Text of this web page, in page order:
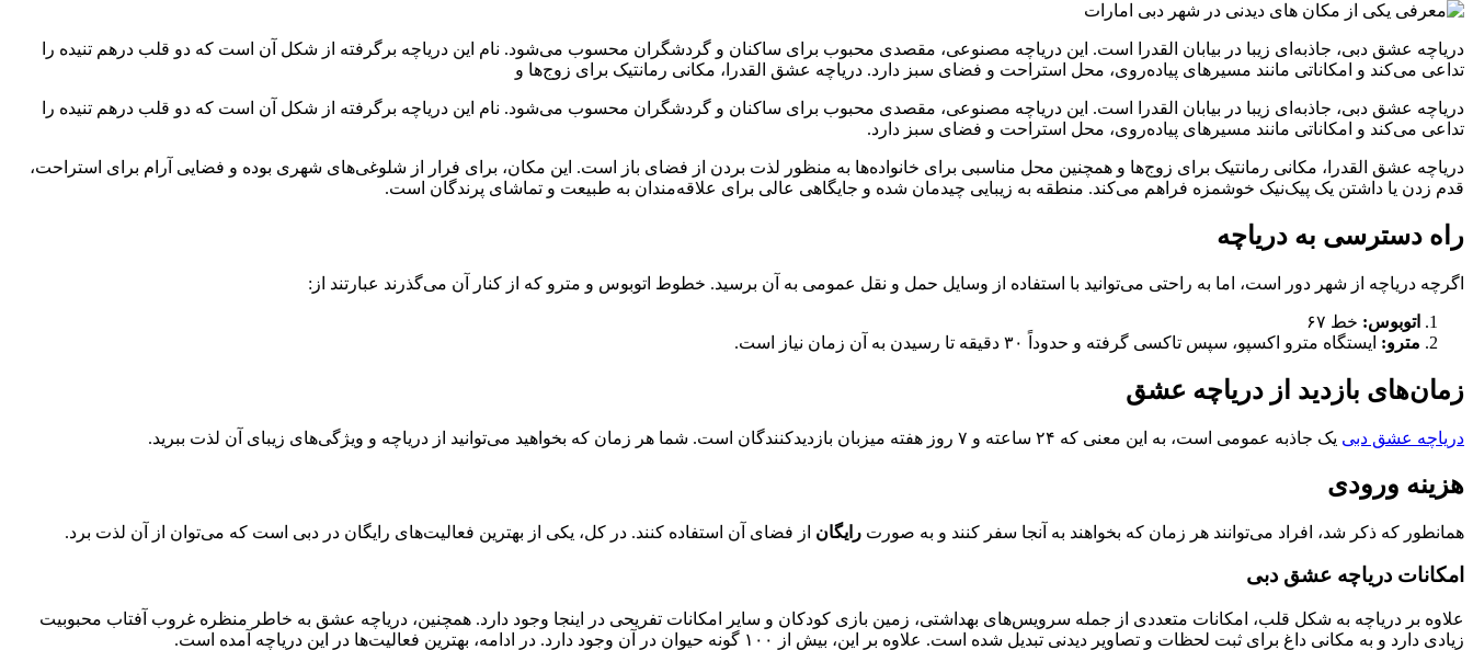
دریاچه عشق دبی، جاذبه‌ای زیبا در بیابان القدرا است. این دریاچه مصنوعی، مقصدی محبوب برای ساکنان و گردشگران محسوب می‌شود. نام این دریاچه برگرفته از شکل آن است که دو قلب درهم تنیده را
تداعی می‌کند و امکاناتی مانند مسیرهای پیاده‌روی، محل استراحت و فضای سبز دارد. دریاچه عشق القدرا، مکانی رمانتیک برای زوج‌ها و
دریاچه عشق دبی، جاذبه‌ای زیبا در بیابان القدرا است. این دریاچه مصنوعی، مقصدی محبوب برای ساکنان و گردشگران محسوب می‌شود. نام این دریاچه برگرفته از شکل آن است که دو قلب درهم تنیده را
تداعی می‌کند و امکاناتی مانند مسیرهای پیاده‌روی، محل استراحت و فضای سبز دارد.
دریاچه عشق القدرا، مکانی رمانتیک برای زوج‌ها و همچنین محل مناسبی برای خانواده‌ها به منظور لذت بردن از فضای باز است. این مکان، برای فرار از شلوغی‌های شهری بوده و فضایی آرام برای استراحت،
قدم زدن یا داشتن یک پیک‌نیک خوشمزه فراهم می‌کند. منطقه به زیبایی چیدمان شده و جایگاهی عالی برای علاقه‌مندان به طبیعت و تماشای پرندگان است.
راه دسترسی به دریاچه
اگرچه دریاچه از شهر دور است، اما به راحتی می‌توانید با استفاده از وسایل حمل و نقل عمومی به آن برسید. خطوط اتوبوس و مترو که از کنار آن می‌گذرند عبارتند از:
اتوبوس: خط ۶۷
مترو: ایستگاه مترو اکسپو، سپس تاکسی گرفته و حدوداً ۳۰ دقیقه تا رسیدن به آن زمان نیاز است.
زمان‌های بازدید از دریاچه عشق
دریاچه عشق دبی یک جاذبه عمومی است، به این معنی که ۲۴ ساعته و ۷ روز هفته میزبان بازدیدکنندگان است. شما هر زمان که بخواهید می‌توانید از دریاچه و ویژگی‌های زیبای آن لذت ببرید.
هزینه ورودی
همانطور که ذکر شد، افراد می‌توانند هر زمان که بخواهند به آنجا سفر کنند و به صورت رایگان از فضای آن استفاده کنند. در کل، یکی از بهترین فعالیت‌های رایگان در دبی است که می‌توان از آن لذت برد.
امکانات دریاچه عشق دبی
علاوه بر دریاچه به شکل قلب، امکانات متعددی از جمله سرویس‌های بهداشتی، زمین بازی کودکان و سایر امکانات تفریحی در اینجا وجود دارد. همچنین، دریاچه عشق به خاطر منظره غروب آفتاب محبوبیت
زیادی دارد و به مکانی داغ برای ثبت لحظات و تصاویر دیدنی تبدیل شده است. علاوه بر این، بیش از ۱۰۰ گونه حیوان در آن وجود دارد. در ادامه، بهترین فعالیت‌ها در این دریاچه آمده است.